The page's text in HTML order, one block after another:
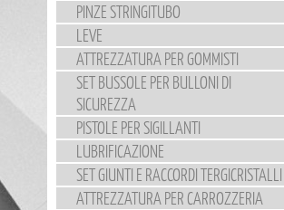
PINZE STRINGITUBO
LEVE
ATTREZZATURA PER GOMMISTI
SET BUSSOLE PER BULLONI DI
SICUREZZA
PISTOLE PER SIGILLANTI
LUBRIFICAZIONE
SET GIUNTI E RACCORDI TERGICRISTALLI
ATTREZZATURA PER CARROZZERIA